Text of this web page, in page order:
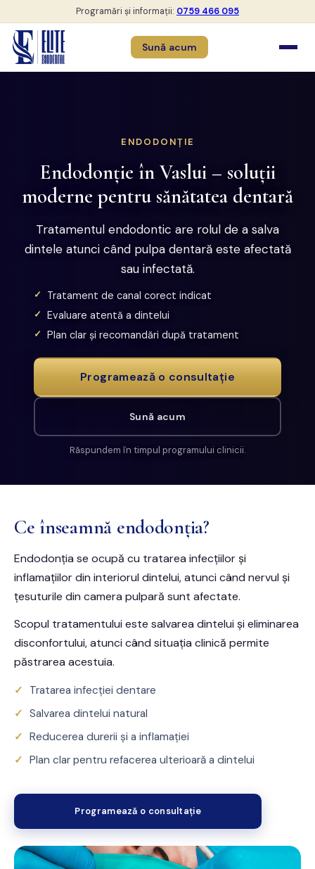
Programări și informații: 0759 466 095
Sună acum
ENDODONȚIE
Endodonție în Vaslui – soluții
moderne pentru sănătatea dentară
Tratamentul endodontic are rolul de a salva
dintele atunci când pulpa dentară este afectată
sau infectată.
Tratament de canal corect indicat
Evaluare atentă a dintelui
Plan clar și recomandări după tratament
Programează o consultație
Sună acum
Răspundem în timpul programului clinicii.
Ce înseamnă endodonția?
Endodonția se ocupă cu tratarea infecțiilor și
inflamațiilor din interiorul dintelui, atunci când nervul și
țesuturile din camera pulpară sunt afectate.
Scopul tratamentului este salvarea dintelui și eliminarea
disconfortului, atunci când situația clinică permite
păstrarea acestuia.
Tratarea infecției dentare
Salvarea dintelui natural
Reducerea durerii și a inflamației
Plan clar pentru refacerea ulterioară a dintelui
Programează o consultație